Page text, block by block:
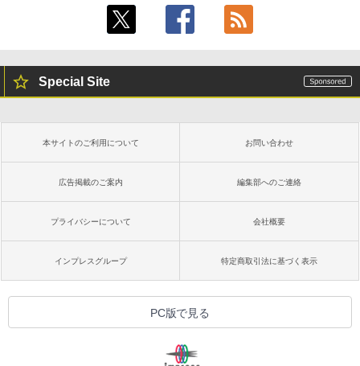
Special Site
本サイトのご利用について お問い合わせ
広告掲載のご案内 編集部へのご連絡
プライバシーについて 会社概要
インプレスグループ 特定商取引法に基づく表示
PC版で見る